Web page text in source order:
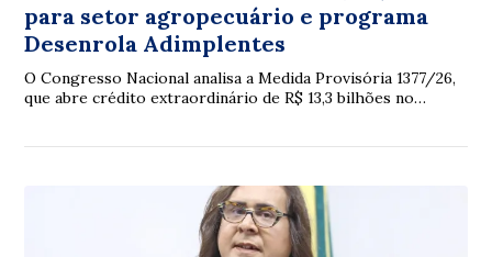
para setor agropecuário e programa
Desenrola Adimplentes
O Congresso Nacional analisa a Medida Provisória 1377/26,
que abre crédito extraordinário de R$ 13,3 bilhões no